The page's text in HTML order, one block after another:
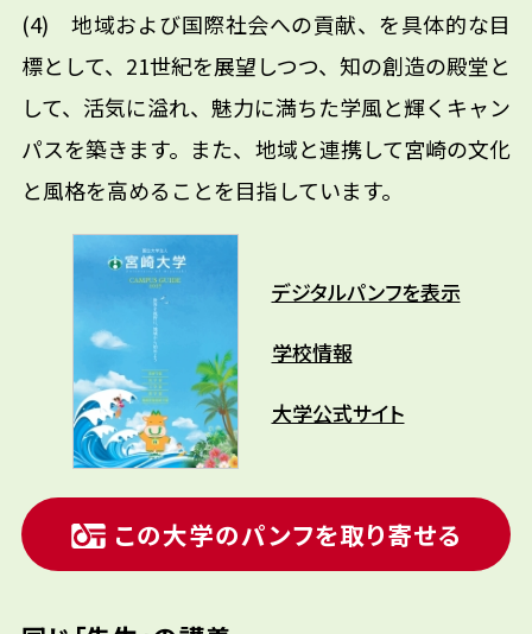
(4) 地域および国際社会への貢献、を具体的な目
標として、21世紀を展望しつつ、知の創造の殿堂と
して、活気に溢れ、魅力に満ちた学風と輝くキャン
パスを築きます。また、地域と連携して宮崎の文化
と風格を高めることを目指しています。
デジタルパンフを表示
学校情報
大学公式サイト
この大学のパンフを取り寄せる